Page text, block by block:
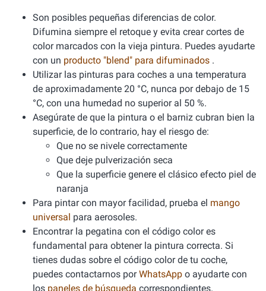
Son posibles pequeñas diferencias de color.
Difumina siempre el retoque y evita crear cortes de
color marcados con la vieja pintura. Puedes ayudarte
con un producto "blend" para difuminados .
Utilizar las pinturas para coches a una temperatura
de aproximadamente 20 °C, nunca por debajo de 15
°C, con una humedad no superior al 50 %.
Asegúrate de que la pintura o el barniz cubran bien la
superficie, de lo contrario, hay el riesgo de:
Que no se nivele correctamente
Que deje pulverización seca
Que la superficie genere el clásico efecto piel de
naranja
Para pintar con mayor facilidad, prueba el mango
universal para aerosoles.
Encontrar la pegatina con el código color es
fundamental para obtener la pintura correcta. Si
tienes dudas sobre el código color de tu coche,
puedes contactarnos porWhatsApp o ayudarte con
los paneles de búsqueda correspondientes.